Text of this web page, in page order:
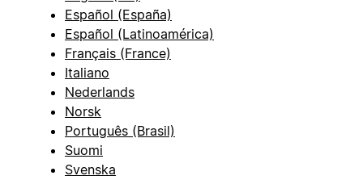
Español (España)
Español (Latinoamérica)
Français (France)
Italiano
Nederlands
Norsk
Português (Brasil)
Suomi
Svenska